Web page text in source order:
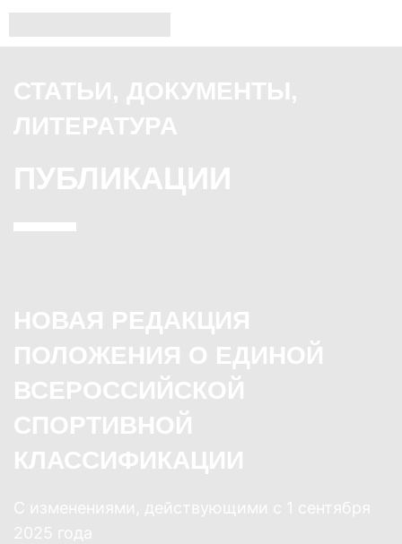
СТАТЬИ, ДОКУМЕНТЫ,
ЛИТЕРАТУРА
ПУБЛИКАЦИИ
НОВАЯ РЕДАКЦИЯ
ПОЛОЖЕНИЯ О ЕДИНОЙ
ВСЕРОССИЙСКОЙ
СПОРТИВНОЙ
КЛАССИФИКАЦИИ
С изменениями, действующими с 1 сентября
2025 года